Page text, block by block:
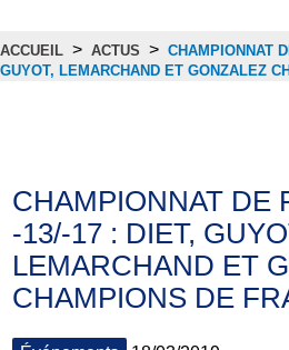
ACCUEIL > ACTUS > CHAMPIONNAT
GUYOT, LEMARCHAND ET GONZALEZ
CHAMPIONNAT DE
-13/-17 : DIET,
LEMARCHAND ET
CHAMPIONS DE